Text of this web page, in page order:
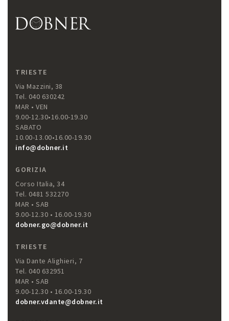
TRIESTE
Via Mazzini, 38
Tel. 040 630242
MAR • VEN
9.00-12.30•16.00-19.30
SABATO
10.00-13.00•16.00-19.30
info@dobner.it
GORIZIA
Corso Italia, 34
Tel. 0481 532270
MAR • SAB
9.00-12.30 • 16.00-19.30
dobner.go@dobner.it
TRIESTE
Via Dante Alighieri, 7
Tel. 040 632951
MAR • SAB
9.00-12.30 • 16.00-19.30
dobner.vdante@dobner.it